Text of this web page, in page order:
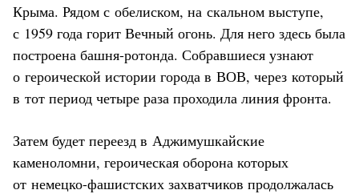
Крыма. Рядом с обелиском, на скальном выступе,
с 1959 года горит Вечный огонь. Для него здесь была
построена башня-ротонда. Собравшиеся узнают
о героической истории города в ВОВ, через который
в тот период четыре раза проходила линия фронта.
Затем будет переезд в Аджимушкайские
каменоломни, героическая оборона которых
от немецко-фашистских захватчиков продолжалась